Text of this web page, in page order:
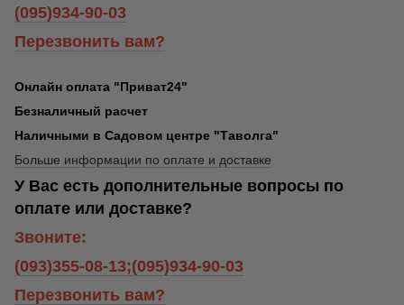
(095)934-90-03
Перезвонить вам?
Онлайн оплата "Приват24"
Безналичный расчет
Наличными в Садовом центре "Таволга"
Больше информации по оплате и доставке
У Вас есть дополнительные вопросы по
оплате или доставке?
Звоните:
(093)355-08-13;(095)934-90-03
Перезвонить вам?